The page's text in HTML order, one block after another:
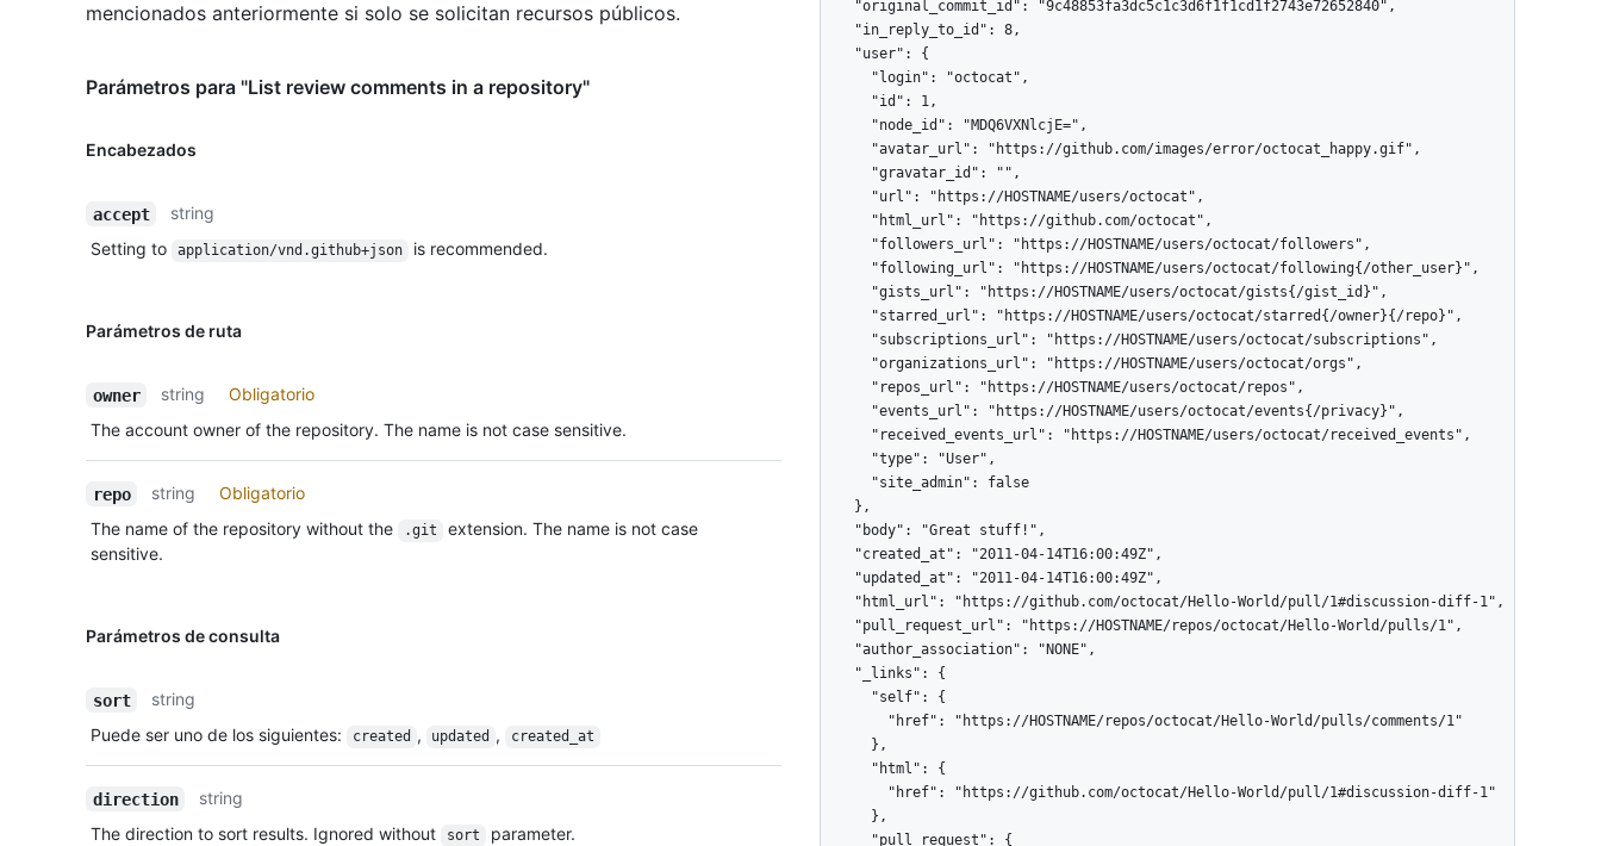
mencionados anteriormente si solo se solicitan recursos públicos.
Parámetros para "List review comments in a repository"
Encabezados
accept
string
Setting to
application/vnd.github+json is recommended.
Parámetros de ruta
owner string
Obligatorio
The account owner of the repository. The name is not case sensitive.
repo string
Obligatorio
The name of the repository without the
.git
extension. The name is not case
sensitive.
Parámetros de consulta
sort
string
Puede ser uno de los siguientes: created , updated , created_at
direction
string
The direction to sort results. Ignored without
sort
parameter.